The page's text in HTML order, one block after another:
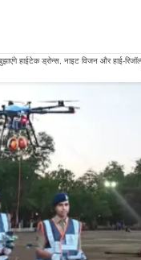
हाईटेक ड्रोन्स, नाइट विजन और हाई-